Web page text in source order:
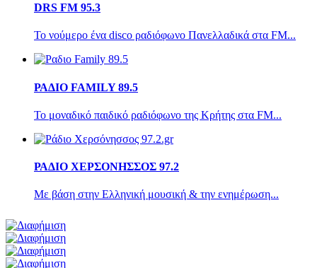
DRS FM 95.3
Το νούμερο ένα disco ραδιόφωνο Πανελλαδικά στα FM...
ΡΑΔΙΟ FAMILY 89.5
Το μοναδικό παιδικό ραδιόφωνο της Κρήτης στα FM...
ΡΑΔΙΟ ΧΕΡΣΟΝΗΣΣΟΣ 97.2
Με βάση στην Ελληνική μουσική & την ενημέρωση...